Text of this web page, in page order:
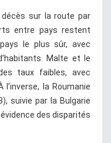
décès sur la route par
entre pays restent
le plus sûr, avec
Malte et le
taux faibles, avec
la Roumanie
suivie par la Bulgarie
des disparités